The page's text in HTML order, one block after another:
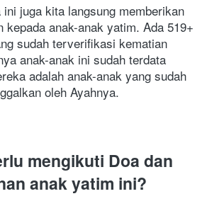
juga kita langsung memberikan
kepada anak-anak yatim. Ada 519+
sudah terverifikasi kematian
anak-anak ini sudah terdata
adalah anak-anak yang sudah
oleh Ayahnya.
mengikuti Doa dan
anak yatim ini?